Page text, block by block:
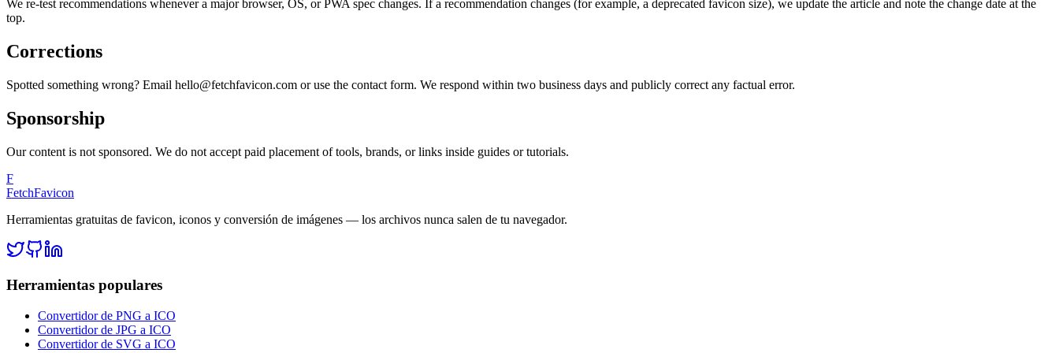
We re-test recommendations whenever a major browser, OS, or PWA spec changes. If a recommendation changes (for example, a deprecated favicon size), we update the article and note the change date at the
top.
Corrections
Spotted something wrong? Email hello@fetchfavicon.com or use the contact form. We respond within two business days and publicly correct any factual error.
Sponsorship
Our content is not sponsored. We do not accept paid placement of tools, brands, or links inside guides or tutorials.
F
FetchFavicon
Herramientas gratuitas de favicon, iconos y conversión de imágenes — los archivos nunca salen de tu navegador.
Herramientas populares
Convertidor de PNG a ICO
Convertidor de JPG a ICO
Convertidor de SVG a ICO